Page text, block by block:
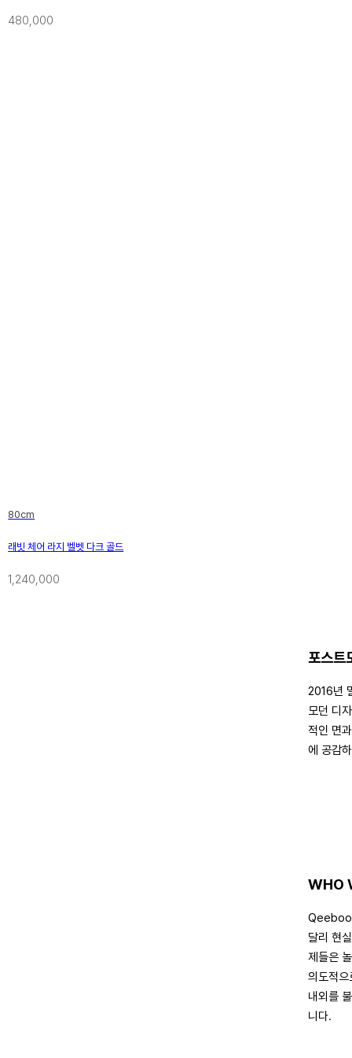
480,000
80cm
래빗 체어 라지 벨벳 다크 골드
1,240,000
포스트
2016년
모던 디
적인 면
에 공감
WHO
Qeeboo
달리 현
제들은
의도적
내외를
니다.